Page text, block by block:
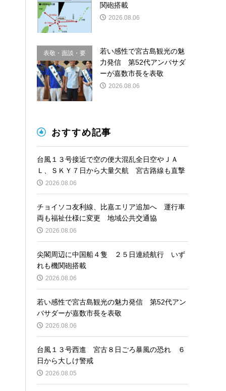
関砲搭載
2026.08.06
表敬・面談・要
請
若い感性で宮古島観光の魅
力発信 第52代アンバサダ
ーが嘉数市長を表敬
2026.08.06
おすすめ記事
台風１３号接近で空の便大混乱全日空やＪＡ
Ｌ、ＳＫＹ７日から大量欠航 宮古路線も直撃
2026.08.06
チョイソコ友利線、比嘉エリア追加へ 運行車
両も福祉仕様に変更 地域公共交通協
2026.08.06
尖閣周辺に中国船４隻 ２５日連続航行 いず
れも機関砲搭載
2026.08.06
若い感性で宮古島観光の魅力発信 第52代アン
バサダーが嘉数市長を表敬
2026.08.06
台風１３号西進 宮古８日ごろ暴風の恐れ ６
日から大しけ警戒
2026.08.05